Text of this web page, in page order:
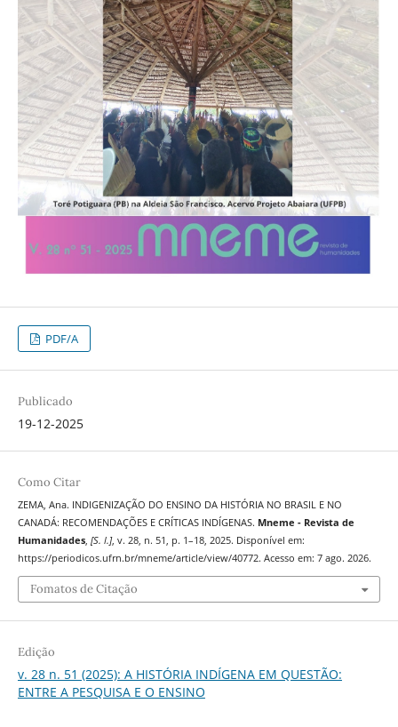
PDF/A
Publicado
19-12-2025
Como Citar
ZEMA, Ana. INDIGENIZAÇÃO DO ENSINO DA HISTÓRIA NO BRASIL E NO
CANADÁ: RECOMENDAÇÕES E CRÍTICAS INDÍGENAS. Mneme - Revista de
Humanidades, [S. l.], v. 28, n. 51, p. 1–18, 2025. Disponível em:
https://periodicos.ufrn.br/mneme/article/view/40772. Acesso em: 7 ago. 2026.
Fomatos de Citação
Edição
v. 28 n. 51 (2025): A HISTÓRIA INDÍGENA EM QUESTÃO:
ENTRE A PESQUISA E O ENSINO